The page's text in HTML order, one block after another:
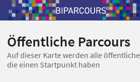
Öffentliche Parcours
Auf dieser Karte werden alle
die einen Startpunkt haben